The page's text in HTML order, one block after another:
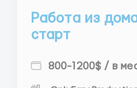
Работа из
старт
800-1200$ / в